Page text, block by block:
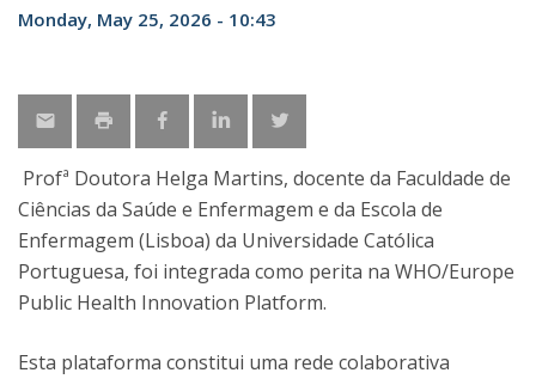
Monday, May 25, 2026 - 10:43
Profª Doutora Helga Martins, docente da Faculdade de
Ciências da Saúde e Enfermagem e da Escola de
Enfermagem (Lisboa) da Universidade Católica
Portuguesa, foi integrada como perita na WHO/Europe
Public Health Innovation Platform.
Esta plataforma constitui uma rede colaborativa